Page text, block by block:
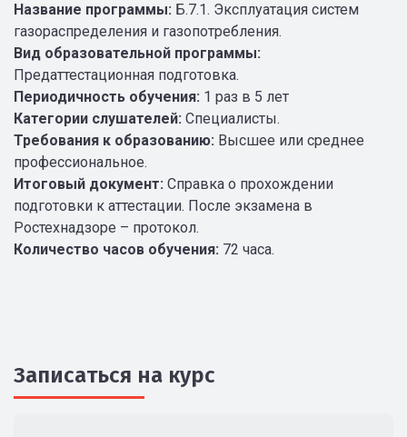
Название программы: Б.7.1. Эксплуатация систем
газораспределения и газопотребления.
Вид образовательной программы:
Предаттестационная подготовка.
Периодичность обучения: 1 раз в 5 лет
Категории слушателей: Специалисты.
Требования к образованию: Высшее или среднее
профессиональное.
Итоговый документ: Справка о прохождении
подготовки к аттестации. После экзамена в
Ростехнадзоре – протокол.
Количество часов обучения: 72 часа.
Записаться на курс